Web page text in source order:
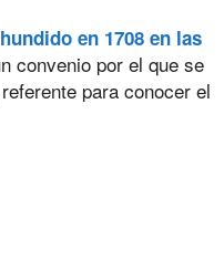
hundido en 1708 en las
convenio por el que se
para conocer el